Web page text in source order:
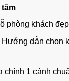
phòng khách
dẫn chọn
chính 1 cánh